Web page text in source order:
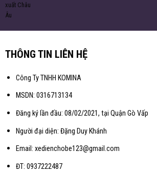
THÔNG TIN LIÊN HỆ
Công Ty TNHH KOMINA
MSDN: 0316713134
Đăng ký lần đầu: 08/02/2021, tại Quận Gò Vấp
Người đại diện: Đặng Duy Khánh
Email: xedienchobe123@gmail.com
ĐT: 0937222487